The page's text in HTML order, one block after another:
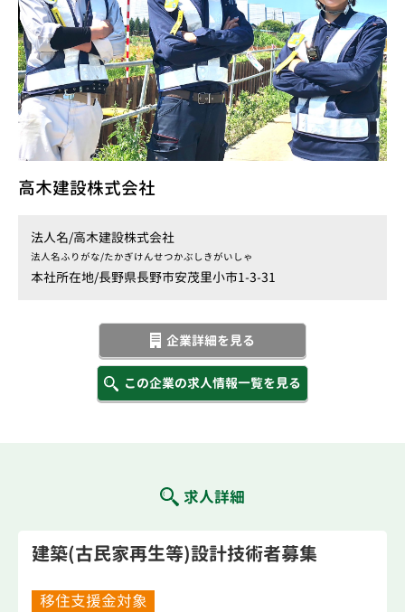
高木建設株式会社
法人名/高木建設株式会社
法人名ふりがな/たかぎけんせつかぶしきがいしゃ
本社所在地/長野県長野市安茂里小市1-3-31
企業詳細を見る
この企業の求人情報一覧を見る
求人詳細
建築(古民家再生等)設計技術者募集
移住支援金対象